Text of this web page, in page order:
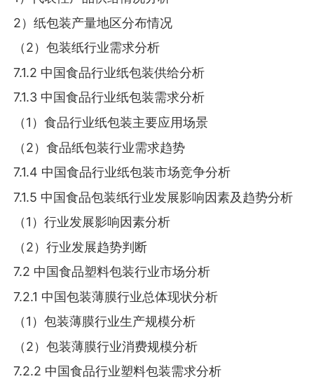
2）纸包装产量地区分布情况
（2）包装纸行业需求分析
7.1.2 中国食品行业纸包装供给分析
7.1.3 中国食品行业纸包装需求分析
（1）食品行业纸包装主要应用场景
（2）食品纸包装行业需求趋势
7.1.4 中国食品行业纸包装市场竞争分析
7.1.5 中国食品包装纸行业发展影响因素及趋势分析
（1）行业发展影响因素分析
（2）行业发展趋势判断
7.2 中国食品塑料包装行业市场分析
7.2.1 中国包装薄膜行业总体现状分析
（1）包装薄膜行业生产规模分析
（2）包装薄膜行业消费规模分析
7.2.2 中国食品行业塑料包装需求分析